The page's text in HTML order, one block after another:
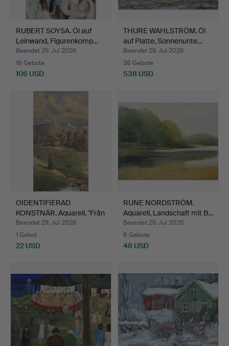
RUBERT SOYSA. Öl auf
Leinwand, Figurenkomp…
Beendet 29. Jul 2026
18 Gebote
106 USD
THURE WAHLSTRÖM. Öl
auf Platte, Sonnenunte…
Beendet 29. Jul 2026
38 Gebote
538 USD
OIDENTIFIERAD
KONSTNÄR. Aquarell, "Från
Bo…
Beendet 29. Jul 2026
1 Gebot
22 USD
RUNE NORDSTRÖM.
Aquarell, Landschaft mit B…
Beendet 29. Jul 2026
8 Gebote
48 USD